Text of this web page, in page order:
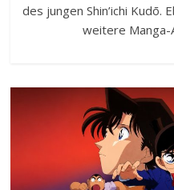
des jungen Shin’ichi
weitere Manga-